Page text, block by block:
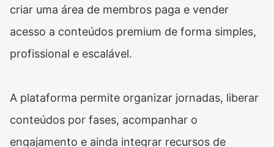
criar uma área de membros paga e vender
acesso a conteúdos premium de forma simples,
profissional e escalável.
A plataforma permite organizar jornadas, liberar
conteúdos por fases, acompanhar o
engajamento e ainda integrar recursos de